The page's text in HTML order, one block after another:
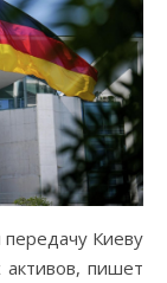
Киеву
пишет